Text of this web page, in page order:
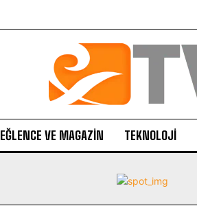
EĞLENCE VE MAGAZIN TEKNOLOJI